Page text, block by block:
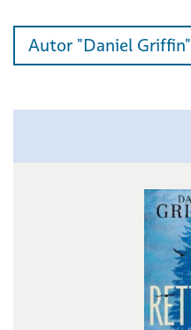
Autor "Daniel Griffin"